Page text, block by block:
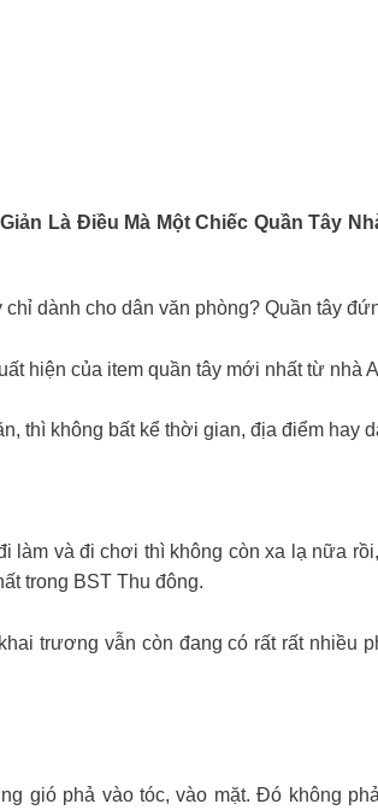
Là Điều Mà Một Chiếc Quần Tây
dành cho dân văn phòng? Quần tây
hiện của item quần tây mới nhất từ nhà
thì không bất kể thời gian, địa điểm hay
làm và đi chơi thì không còn xa lạ nữa
trong BST Thu đông.
trương vẫn còn đang có rất rất nhiều
gió phả vào tóc, vào mặt. Đó không